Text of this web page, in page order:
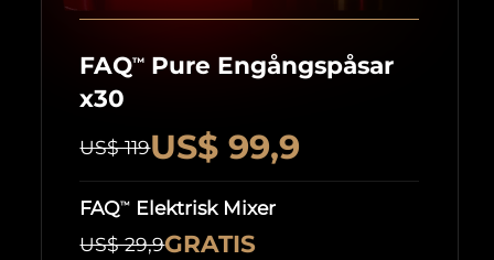
FAQ™ Pure Engångspåsar
x30
US$ 119US$ 99,9
FAQ™
Elektrisk Mixer
US$ 29,9GRATIS